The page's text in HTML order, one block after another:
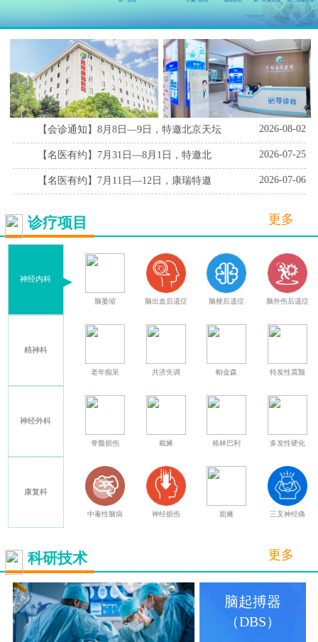
【会诊通知】8月8日—9日，特邀北京天坛 2026-08-02
【名医有约】7月31日—8月1日，特邀北 2026-07-25
【名医有约】7月11日—12日，康瑞特邀 2026-07-06
诊疗项目 更多
神经内科
精神科
神经外科
康复科
脑萎缩 脑出血后遗症 脑梗后遗症 脑外伤后遗症
老年痴呆 共济失调 帕金森 特发性震颤
脊髓损伤 截瘫 格林巴利 多发性硬化
中毒性脑病 神经损伤 面瘫 三叉神经痛
科研技术 更多
脑起搏器
（DBS）